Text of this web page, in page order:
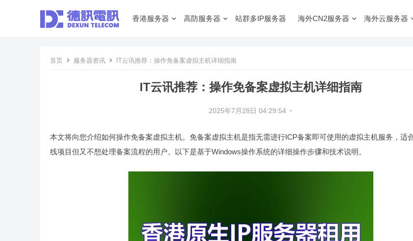
香港服务器 高防服务器 站群多IP服务器 海外CN2服务器 海外云服务器
首页 服务器资讯 IT云讯推荐：操作免备案虚拟主机详细指南
IT云讯推荐：操作免备案虚拟主机详细指南
2025年7月28日 04:29:54 •
本文将向您介绍如何操作免备案虚拟主机。免备案虚拟主机是指无需进行ICP备案即可使用的虚拟主机服务，适
线项目但又不想处理备案流程的用户。以下是基于Windows操作系统的详细操作步骤和技术说明。